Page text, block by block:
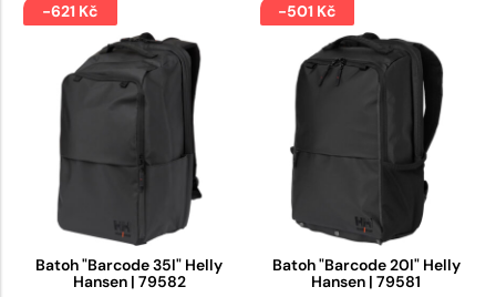
-621 Kč
Batoh "Barcode 35l" Helly
Hansen | 79582
-501 Kč
Batoh "Barcode 20l" Helly
Hansen | 79581